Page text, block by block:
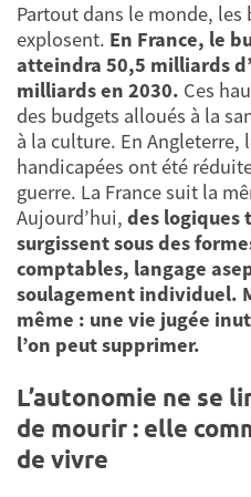
Partout dans le monde,
explosent. En France, le
atteindra 50,5 milliards
milliards en 2030. Ces
des budgets alloués à la
à la culture. En Angleterre,
handicapées ont été
guerre. La France suit la
Aujourd’hui, des logiques
surgissent sous des
comptables, langage
soulagement individuel.
même : une vie jugée
l’on peut supprimer.
L’autonomie ne se
de mourir : elle
de vivre